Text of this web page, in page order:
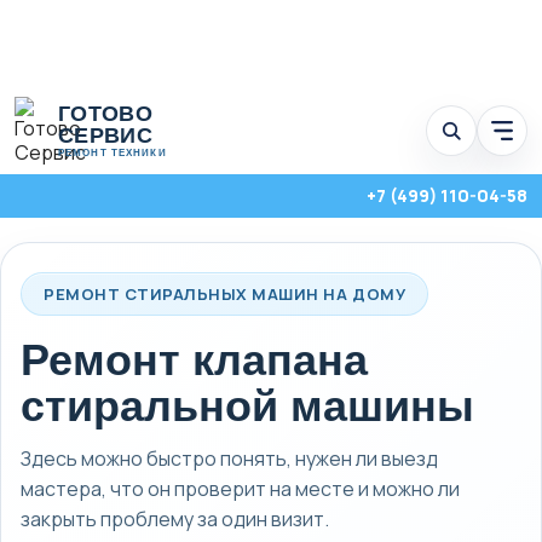
Перейти
содержимому
ГОТОВО
СЕРВИС
РЕМОНТ ТЕХНИКИ
+7 (499) 110-04-58
Стиральные, посудомоечные и сушильные машины с выездом на
дом по Москве и Московской области.
РЕМОНТ СТИРАЛЬНЫХ МАШИН НА ДОМУ
Ремонт клапана
стиральной машины
Здесь можно быстро понять, нужен ли выезд
мастера, что он проверит на месте и можно ли
закрыть проблему за один визит.